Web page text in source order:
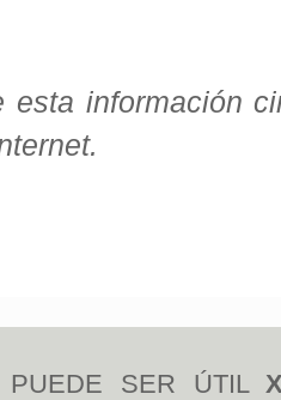
esta información
PUEDE SER ÚTIL